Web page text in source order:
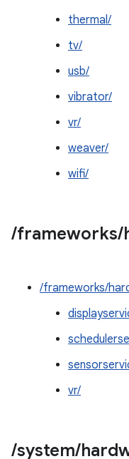
thermal/
tv/
usb/
vibrator/
vr/
weaver/
wifi/
/frameworks/
/frameworks/
vr/
/system/